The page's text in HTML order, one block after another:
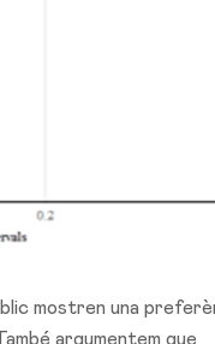
mostren una
argumentem que